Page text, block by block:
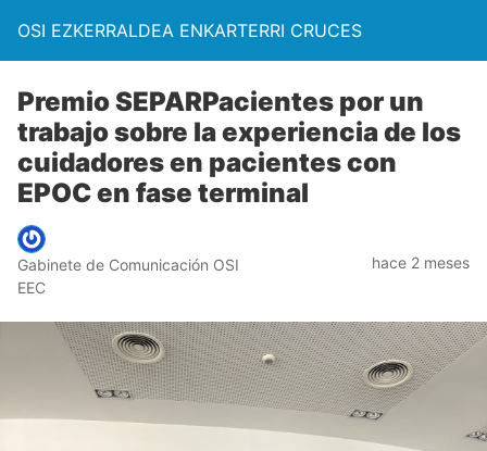
OSI EZKERRALDEA ENKARTERRI CRUCES
Premio SEPARPacientes por un
trabajo sobre la experiencia de los
cuidadores en pacientes con
EPOC en fase terminal
Gabinete de Comunicación OSI
EEC
hace 2 meses